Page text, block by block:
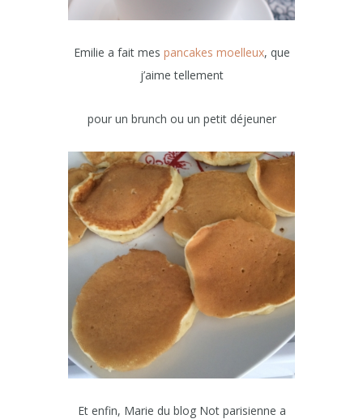
Emilie a fait mes pancakes moelleux, que
j’aime tellement
pour un brunch ou un petit déjeuner
Et enfin, Marie du blog Not parisienne a